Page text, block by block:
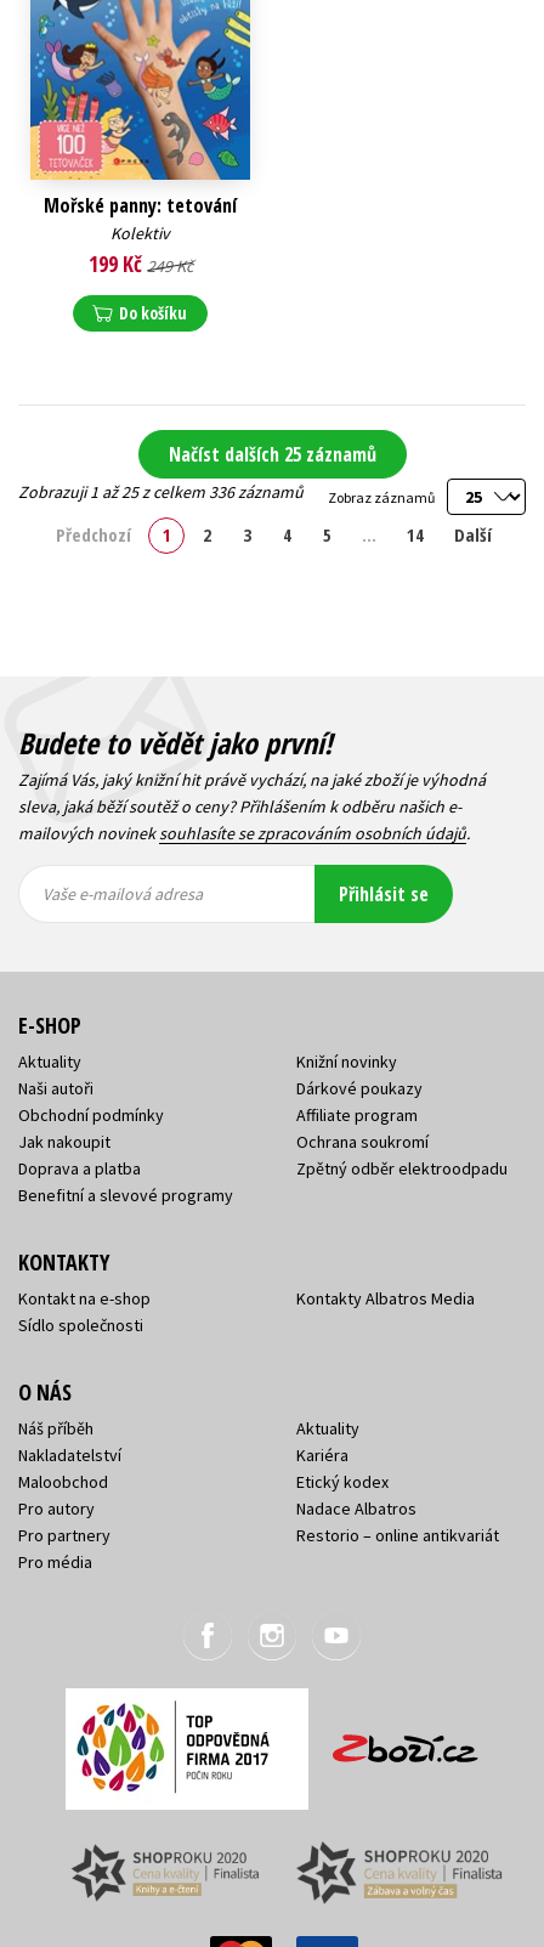
Mořské panny: tetování
Kolektiv
199 Kč 249 Kč
Do košíku
Načíst dalších 25 záznamů
Zobraz záznamů
Zobrazuji 1 až 25 z celkem 336 záznamů
Předchozí 1 2 3 4 5 … 14 Další
Budete to vědět jako první!
Zajímá Vás, jaký knižní hit právě vychází, na jaké zboží je výhodná
sleva, jaká běží soutěž o ceny? Přihlášením k odběru našich e-
mailových novineksouhlasíte se zpracováním osobních údajů.
mailová
mailová
Vaše e-mailová adresa Přihlásit se
E-SHOP
Aktuality
Naši autoři
Obchodní podmínky
Jak nakoupit
Doprava a platba
Benefitní a slevové programy
Knižní novinky
Dárkové poukazy
Affiliate program
Ochrana soukromí
Zpětný odběr elektroodpadu
KONTAKTY
Kontakt na e-shop
Sídlo společnosti
Kontakty Albatros Media
O NÁS
Náš příběh
Nakladatelství
Maloobchod
Pro autory
Pro partnery
Pro média
Aktuality
Kariéra
Etický kodex
Nadace Albatros
Restorio – online antikvariát